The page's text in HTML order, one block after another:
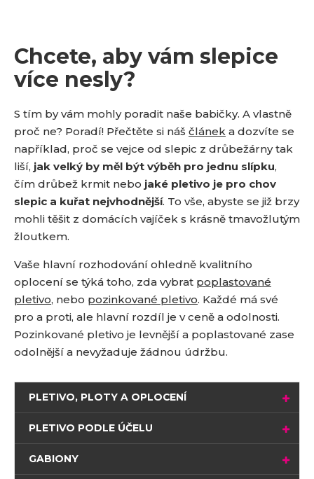
Chcete, aby vám slepice
více nesly?
S tím by vám mohly poradit naše babičky. A vlastně
proč ne? Poradí! Přečtěte si náš článek a dozvíte se
například, proč se vejce od slepic z drůbežárny tak
liší, jak velký by měl být výběh pro jednu slípku,
čím drůbež krmit nebo jaké pletivo je pro chov
slepic a kuřat nejvhodnější. To vše, abyste se již brzy
mohli těšit z domácích vajíček s krásně tmavožlutým
žloutkem.
Vaše hlavní rozhodování ohledně kvalitního
oplocení se týká toho, zda vybrat poplastované
pletivo, nebo pozinkované pletivo. Každé má své
pro a proti, ale hlavní rozdíl je v ceně a odolnosti.
Pozinkované pletivo je levnější a poplastované zase
odolnější a nevyžaduje žádnou údržbu.
PLETIVO, PLOTY A OPLOCENÍ
PLETIVO PODLE ÚČELU
GABIONY